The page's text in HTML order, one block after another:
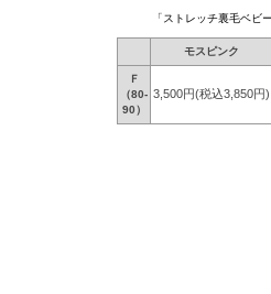
「ストレッチ裏毛ベビ
モスピンク
Ｆ
（80-
90）
3,500円(税込3,850円)